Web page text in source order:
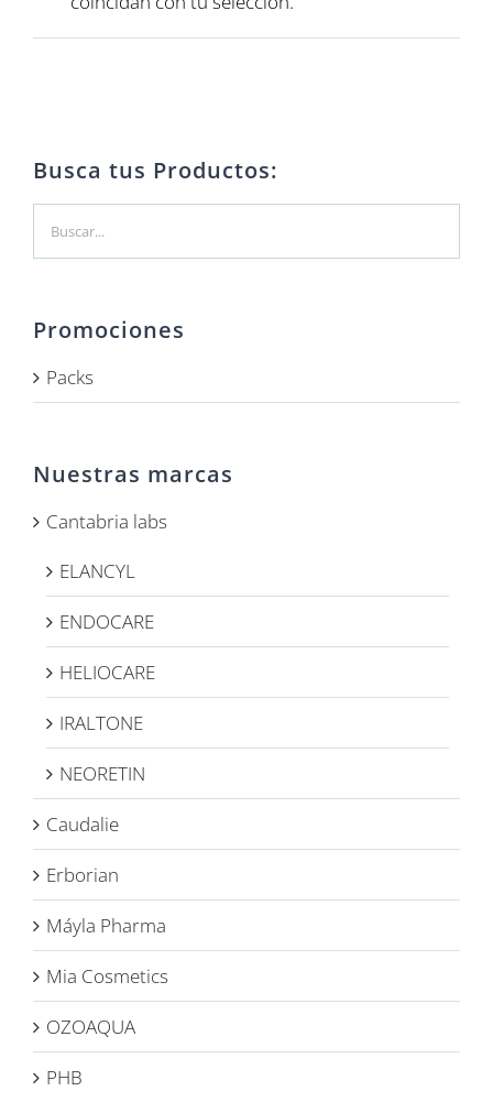
Busca tus Productos:
Promociones
Packs
Nuestras marcas
Cantabria labs
ELANCYL
ENDOCARE
HELIOCARE
IRALTONE
NEORETIN
Caudalie
Erborian
Máyla Pharma
Mia Cosmetics
OZOAQUA
PHB